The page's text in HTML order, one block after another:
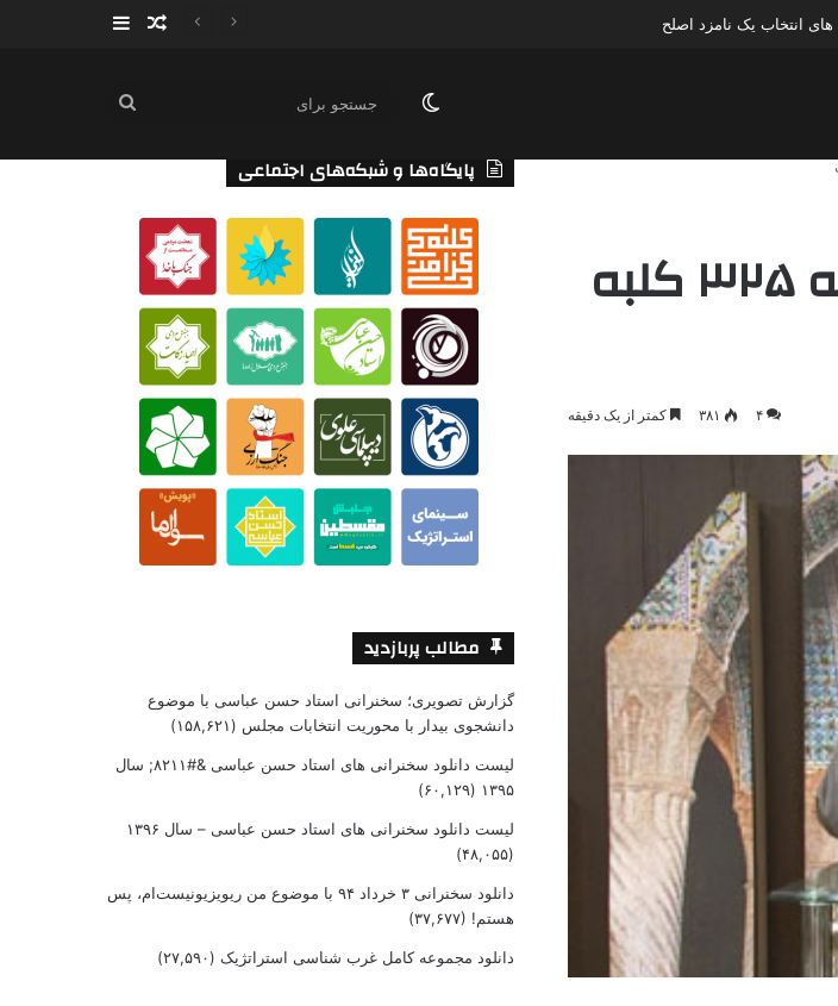
نوشته تصادفی
سایدبار
تغییر پوسته
جستجو
درآمدی بر دکترین سینما ۴ / جلسه ۳۲۵ کلبه
۴ ۳۸۱ کمتر از یک دقیقه
پایگاه‌ها و شبکه‌های اجتماعی
مطالب پربازدید
گزارش تصویری؛ سخنرانی استاد حسن عباسی با موضوع
دانشجوی بیدار با محوریت انتخابات مجلس (۱۵۸,۶۲۱)
لیست دانلود سخنرانی های استاد حسن عباسی &#۸۲۱۱; سال
۱۳۹۵ (۶۰,۱۲۹)
لیست دانلود سخنرانی های استاد حسن عباسی – سال ۱۳۹۶
(۴۸,۰۵۵)
دانلود سخنرانی ۳ خرداد ۹۴ با موضوع من ریویزیونیست‌ام، پس
هستم! (۳۷,۶۷۷)
دانلود مجموعه کامل غرب شناسی استراتژیک (۲۷,۵۹۰)